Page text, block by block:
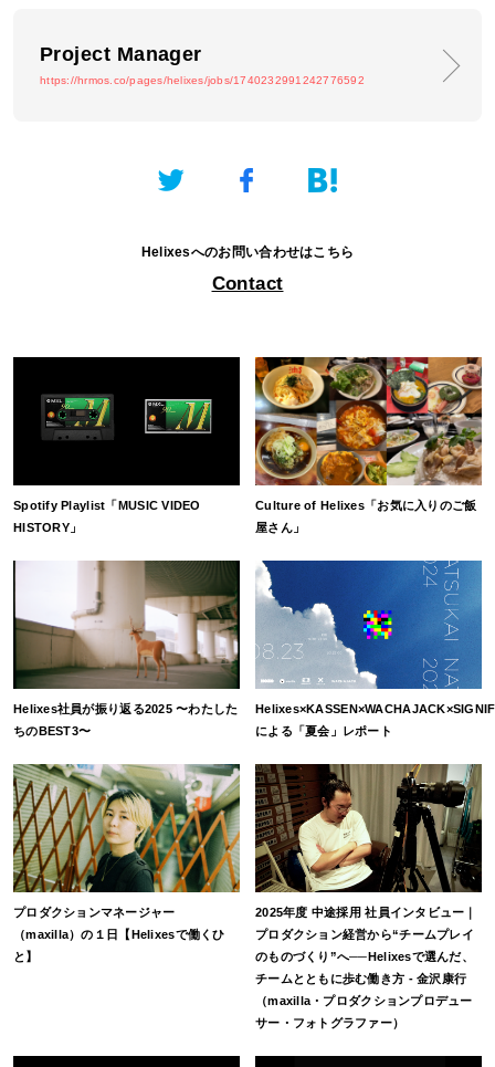
Project Manager
https://hrmos.co/pages/helixes/jobs/1740232991242776592
Helixesへのお問い合わせはこちら
Contact
Spotify Playlist「MUSIC VIDEO
HISTORY」
Culture of Helixes「お気に入りのご飯
屋さん」
Helixes社員が振り返る2025 〜わたした
ちのBEST3〜
による「夏会」レポート
プロダクションマネージャー
（maxilla）の１日【Helixesで働くひ
と】
2025年度 中途採用 社員インタビュー｜
プロダクション経営から“チームプレイ
のものづくり”へ──Helixesで選んだ、
チームとともに歩む働き方 - 金沢康行
（maxilla・プロダクションプロデュー
サー・フォトグラファー）